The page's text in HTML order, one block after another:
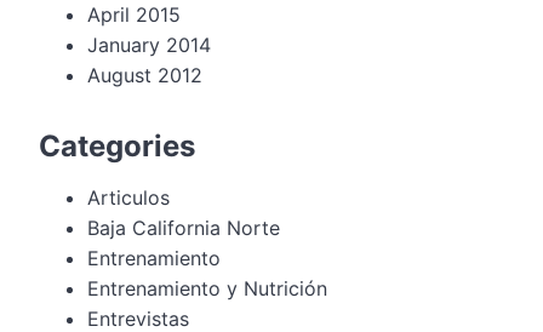
April 2015
January 2014
August 2012
Categories
Articulos
Baja California Norte
Entrenamiento
Entrenamiento y Nutrición
Entrevistas